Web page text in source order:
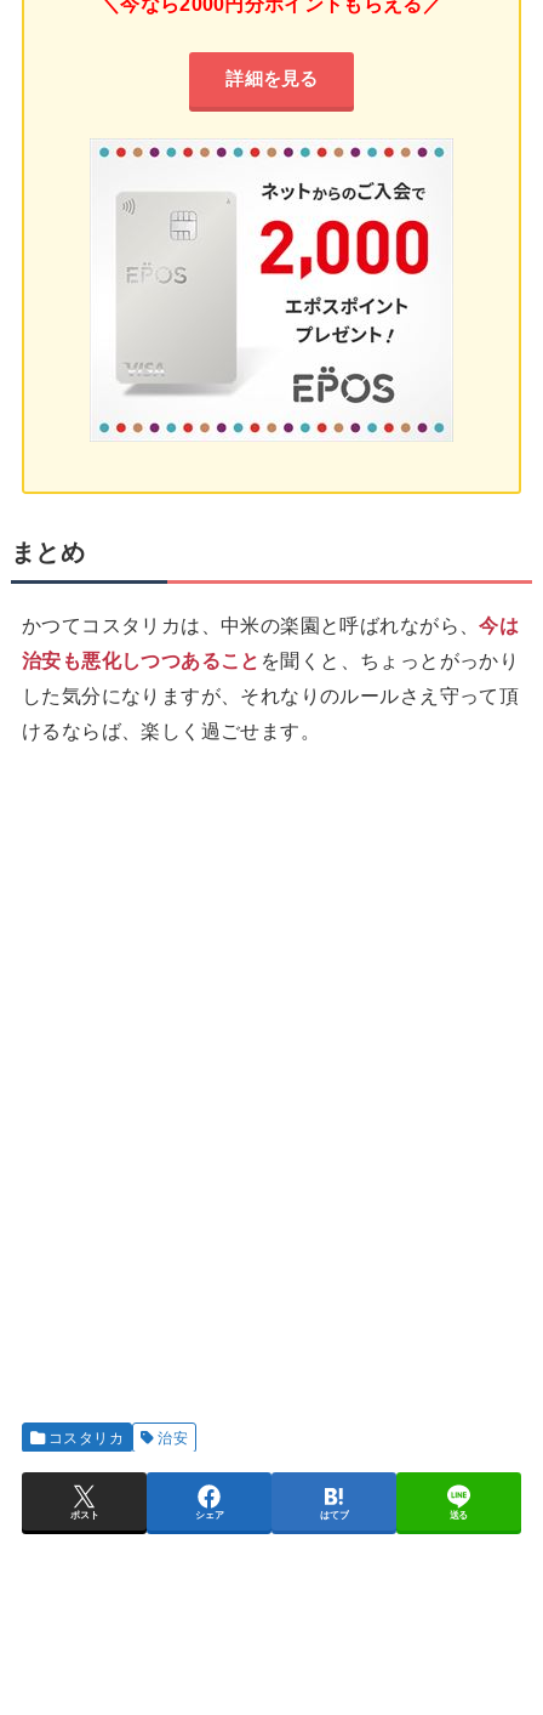
詳細を見る
まとめ
かつてコスタリカは、中米の楽園と呼ばれながら、今は
治安も悪化しつつあること を聞くと、ちょっとがっかり
した気分になりますが、それなりのルールさえ守って頂
けるならば、楽しく過ごせます。
コスタリカ 治安
ポスト シェア はてブ 送る